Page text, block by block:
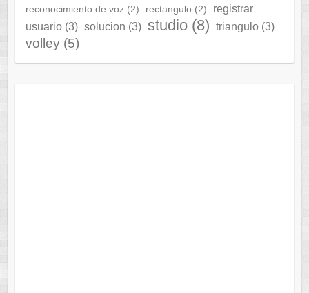
reconocimiento de voz(2) rectangulo (2)
registrar
usuario(3) solucion (3) studio(8) triangulo(3)
volley(5)